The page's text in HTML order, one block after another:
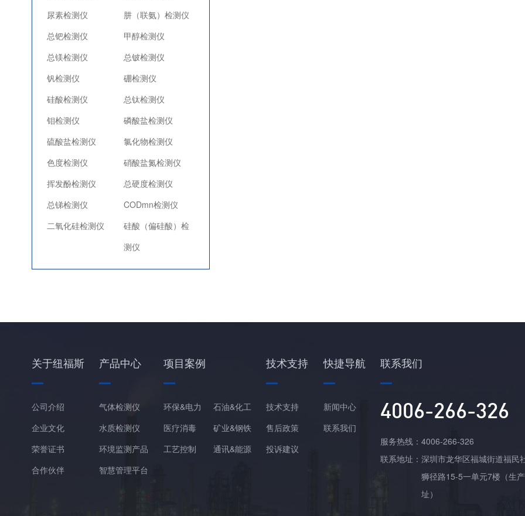
尿素检测仪
肼（联氨）检测仪
总钯检测仪
甲醇检测仪
总镁检测仪
总铍检测仪
钒检测仪
硼检测仪
硅酸检测仪
总钛检测仪
钼检测仪
磷酸盐检测仪
硫酸盐检测仪
氯化物检测仪
色度检测仪
硝酸盐氮检测仪
挥发酚检测仪
总硬度检测仪
总锑检测仪
CODmn检测仪
二氧化硅检测仪
硅酸（偏硅酸）检
测仪
关于纽福斯
公司介绍
企业文化
荣誉证书
合作伙伴
产品中心
气体检测仪
水质检测仪
环境监测产品
智慧管理平台
项目案例
环保&电力
石油&化工
医疗消毒
矿业&钢铁
工艺控制
通讯&能源
技术支持
技术支持
售后政策
投诉建议
快捷导航
新闻中心
联系我们
联系我们
4006-266-326
服务热线：4006-266-326
联系地址：深圳市龙华区福城街道福民
狮径路15-5一单元7楼（生
址）